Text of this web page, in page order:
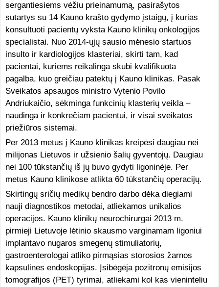
sergantiesiems vėžiu prieinamumą, pasirašytos
sutartys su 14 Kauno krašto gydymo įstaigų, į kurias
konsultuoti pacientų vyksta Kauno klinikų onkologijos
specialistai. Nuo 2014-ųjų sausio mėnesio startuos
insulto ir kardiologijos klasteriai, skirti tam, kad
pacientai, kuriems reikalinga skubi kvalifikuota
pagalba, kuo greičiau patektų į Kauno klinikas. Pasak
Sveikatos apsaugos ministro Vytenio Povilo
Andriukaičio, sėkminga funkcinių klasterių veikla –
naudinga ir konkrečiam pacientui, ir visai sveikatos
priežiūros sistemai.
Per 2013 metus į Kauno klinikas kreipėsi daugiau nei
milijonas Lietuvos ir užsienio šalių gyventojų. Daugiau
nei 100 tūkstančių iš jų buvo gydyti ligoninėje. Per
metus Kauno klinikose atlikta 60 tūkstančių operacijų.
Skirtingų sričių medikų bendro darbo dėka diegiami
nauji diagnostikos metodai, atliekamos unikalios
operacijos. Kauno klinikų neurochirurgai 2013 m.
pirmieji Lietuvoje lėtinio skausmo varginamam ligoniui
implantavo nugaros smegenų stimuliatorių,
gastroenterologai atliko pirmąsias storosios žarnos
kapsulines endoskopijas. Įsibėgėja pozitronų emisijos
tomografijos (PET) tyrimai, atliekami kol kas vieninteliu